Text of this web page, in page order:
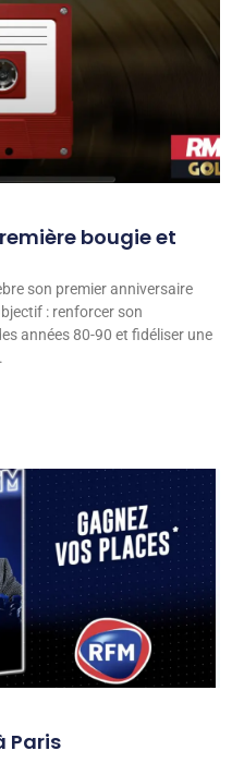
bougie et
son premier anniversaire
: renforcer son
années 80-90 et fidéliser une
Paris